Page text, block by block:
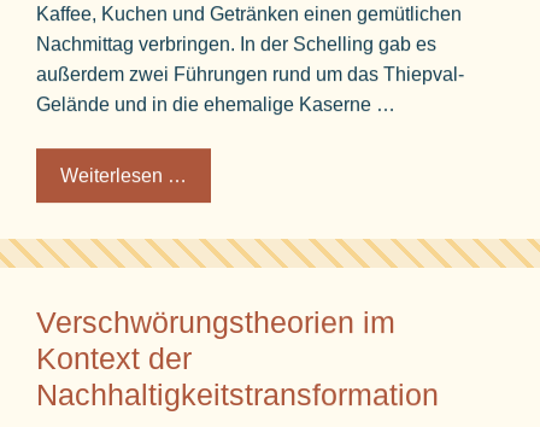
Kaffee, Kuchen und Getränken einen gemütlichen
Nachmittag verbringen. In der Schelling gab es
außerdem zwei Führungen rund um das Thiepval-
Gelände und in die ehemalige Kaserne …
Weiterlesen …
Verschwörungstheorien im
Kontext der
Nachhaltigkeitstransformation